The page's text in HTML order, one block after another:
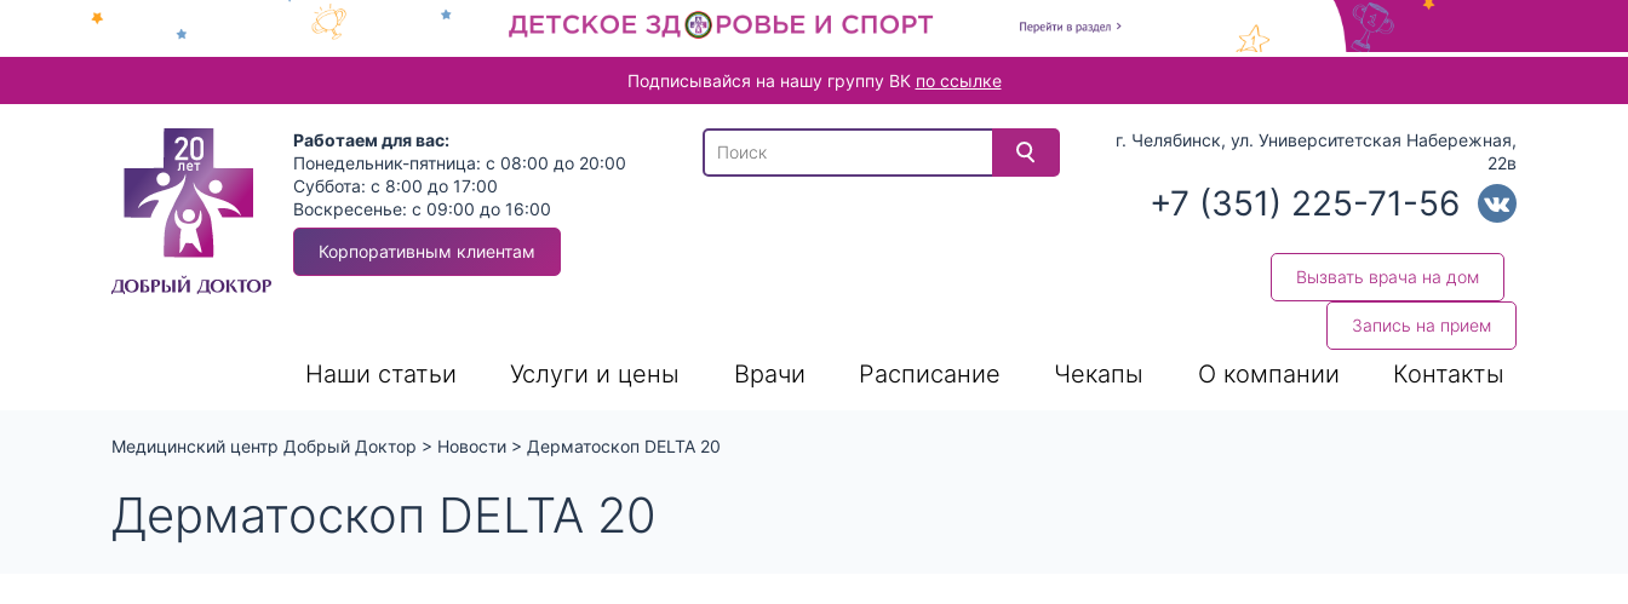
Подписывайся на нашу группу ВК по ссылке
Работаем для вас:
Понедельник-пятница: с 08:00 до 20:00
Суббота: с 8:00 до 17:00
Воскресенье: с 09:00 до 16:00
Корпоративным клиентам
В списке найденных результатов используйте стрелки вверх и вниз для выбора и Enter для перехода на
г. Челябинск, ул. Университетская Набережная,
22в
+7 (351) 225-71-56
Вызвать врача на дом
Запись на прием
Наши статьи Услуги и цены Врачи Расписание Чекапы О компании Контакты
Медицинский центр Добрый Доктор > Новости > Дерматоскоп DELTA 20
Дерматоскоп DELTA 20